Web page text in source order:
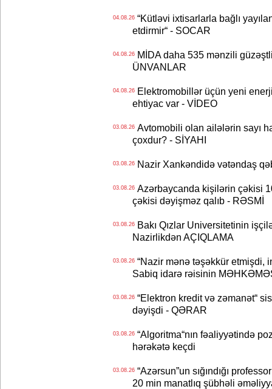
04.08.26“Kütləvi ixtisarlarla bağlı
etdirmir“ - SOCAR
04.08.26MİDA daha 535 mənzili güzəştli
ÜNVANLAR
04.08.26Elektromobillər üçün yeni
ehtiyac var - VİDEO
03.08.26Avtomobili olan ailələrin sayı
çoxdur? - SİYAHI
03.08.26Nazir Xankəndidə vətəndaş
03.08.26Azərbaycanda kişilərin çəkisi
çəkisi dəyişməz qalıb - RƏSMİ
03.08.26Bakı Qızlar Universitetinin
Nazirlikdən AÇIQLAMA
03.08.26“Nazir mənə təşəkkür etmişdi,
Sabiq idarə rəisinin
03.08.26“Elektron kredit və zəmanət“
dəyişdi - QƏRAR
03.08.26“Algoritma“nın fəaliyyətində
hərəkətə keçdi
03.08.26“Azərsun”un sığındığı
20 min manatlıq şübhəli